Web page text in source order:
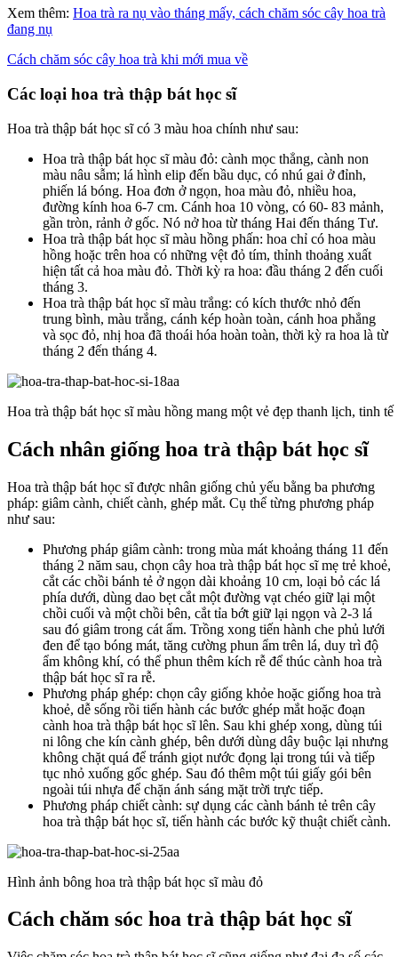
Xem thêm: Hoa trà ra nụ vào tháng mấy, cách chăm sóc cây hoa trà
đang nụ
Cách chăm sóc cây hoa trà khi mới mua về
Các loại hoa trà thập bát học sĩ
Hoa trà thập bát học sĩ có 3 màu hoa chính như sau:
Hoa trà thập bát học sĩ màu đỏ: cành mọc thẳng, cành non
màu nâu sẫm; lá hình elip đến bầu dục, có nhú gai ở đỉnh,
phiến lá bóng. Hoa đơn ở ngọn, hoa màu đỏ, nhiều hoa,
đường kính hoa 6-7 cm. Cánh hoa 10 vòng, có 60- 83 mảnh,
gần tròn, rảnh ở gốc. Nó nở hoa từ tháng Hai đến tháng Tư.
Hoa trà thập bát học sĩ màu hồng phấn: hoa chỉ có hoa màu
hồng hoặc trên hoa có những vệt đỏ tím, thỉnh thoảng xuất
hiện tất cả hoa màu đỏ. Thời kỳ ra hoa: đầu tháng 2 đến cuối
tháng 3.
Hoa trà thập bát học sĩ màu trắng: có kích thước nhỏ đến
trung bình, màu trắng, cánh kép hoàn toàn, cánh hoa phẳng
và sọc đỏ, nhị hoa đã thoái hóa hoàn toàn, thời kỳ ra hoa là từ
tháng 2 đến tháng 4.
Hoa trà thập bát học sĩ màu hồng mang một vẻ đẹp thanh lịch, tinh tế
Cách nhân giống hoa trà thập bát học sĩ
Hoa trà thập bát học sĩ được nhân giống chủ yếu bằng ba phương
pháp: giâm cành, chiết cành, ghép mắt. Cụ thể từng phương pháp
như sau:
Phương pháp giâm cành: trong mùa mát khoảng tháng 11 đến
tháng 2 năm sau, chọn cây hoa trà thập bát học sĩ mẹ trẻ khoẻ,
cắt các chồi bánh tẻ ở ngọn dài khoảng 10 cm, loại bỏ các lá
phía dưới, dùng dao bẹt cắt một đường vạt chéo giữ lại một
chồi cuối và một chồi bên, cắt tỉa bớt giữ lại ngọn và 2-3 lá
sau đó giâm trong cát ẩm. Trồng xong tiến hành che phủ lưới
đen để tạo bóng mát, tăng cường phun ẩm trên lá, duy trì độ
ẩm không khí, có thể phun thêm kích rễ để thúc cành hoa trà
thập bát học sĩ ra rễ.
Phương pháp ghép: chọn cây giống khỏe hoặc giống hoa trà
khoẻ, dễ sống rồi tiến hành các bước ghép mắt hoặc đoạn
cành hoa trà thập bát học sĩ lên. Sau khi ghép xong, dùng túi
ni lông che kín cành ghép, bên dưới dùng dây buộc lại nhưng
không chặt quá để tránh giọt nước đọng lại trong túi và tiếp
tục nhỏ xuống gốc ghép. Sau đó thêm một túi giấy gói bên
ngoài túi nhựa để chặn ánh sáng mặt trời trực tiếp.
Phương pháp chiết cành: sự dụng các cành bánh tẻ trên cây
hoa trà thập bát học sĩ, tiến hành các bước kỹ thuật chiết cành.
Hình ảnh bông hoa trà thập bát học sĩ màu đỏ
Cách chăm sóc hoa trà thập bát học sĩ